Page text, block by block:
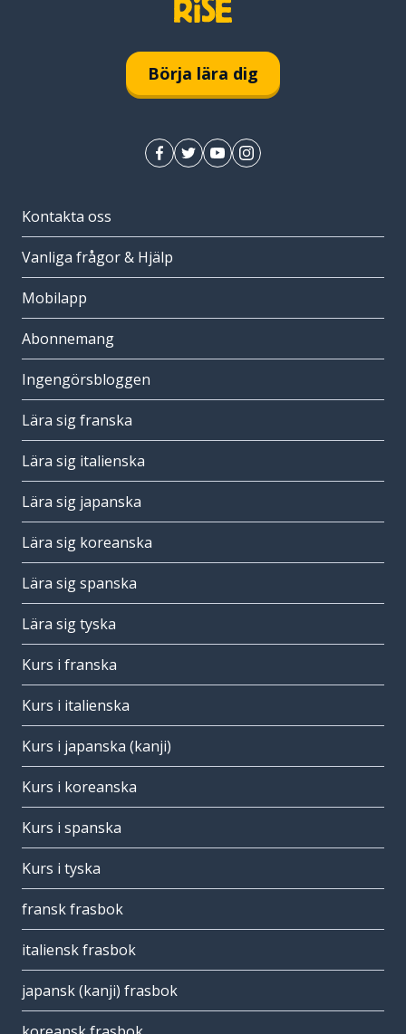
Börja lära dig
Kontakta oss
Vanliga frågor & Hjälp
Mobilapp
Abonnemang
Ingengörsbloggen
Lära sig franska
Lära sig italienska
Lära sig japanska
Lära sig koreanska
Lära sig spanska
Lära sig tyska
Kurs i franska
Kurs i italienska
Kurs i japanska (kanji)
Kurs i koreanska
Kurs i spanska
Kurs i tyska
fransk frasbok
italiensk frasbok
japansk (kanji) frasbok